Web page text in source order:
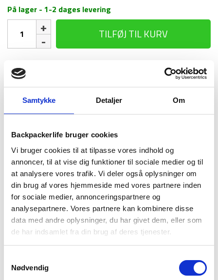
Samtykke Detaljer Om
Backpackerlife bruger cookies
Vi bruger cookies til at tilpasse vores indhold og
annoncer, til at vise dig funktioner til sociale medier og til
at analysere vores trafik. Vi deler også oplysninger om
din brug af vores hjemmeside med vores partnere inden
for sociale medier, annonceringspartnere og
analysepartnere. Vores partnere kan kombinere disse
data med andre oplysninger, du har givet dem, eller som
de har indsamlet fra din brug af deres tjenester.
Nødvendig
På lager - 1-2 dages levering
Nordisk
–
Mummy
TILFØJ TIL KURV
100 dages
returret
BESKRIVELSE BRAND FAQ
Nordisk Bjarni 0 er en 2-3 sæsonssovepose i størrelsen
medium. Du kan bruge den både til camping, vandring,
teltturen eller derhjemme.
Bjarni er fremstillet i sludstærkt rip-stop polyester, som kan
klare en mere krævende tur. Den konturformede hætte og
termokraven arbejder sammen om at holde på varmen, så du
ikke bliver nedkølet, når du falder i søvn efter en lang dag.
Den 2-vejs anti-snag-lynlås sikrer nem adgang, og du
behøver ikke bekymre dig om, at den hænger fast i stoffet.